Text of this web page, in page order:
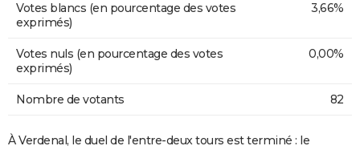
Votes blancs (en pourcentage des votes
exprimés)
3,66%
Votes nuls (en pourcentage des votes
exprimés)
0,00%
Nombre de votants 82
À Verdenal, le duel de l'entre-deux tours est terminé : le